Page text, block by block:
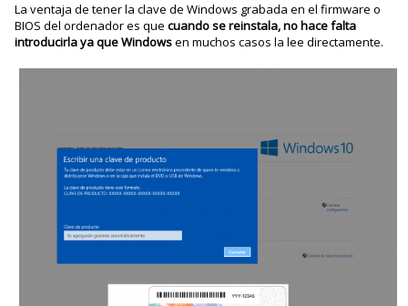
La ventaja de tener la clave de Windows grabada en el firmware o
BIOS del ordenador es quecuando se reinstala, no hace falta
introducirla ya que Windowsen muchos casos la lee directamente.